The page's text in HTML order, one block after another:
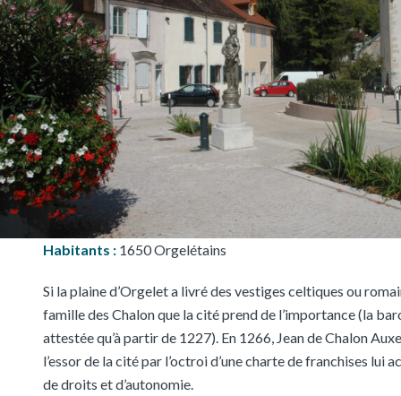
Habitants : 1650 Orgelétains
Si la plaine d’Orgelet a livré des vestiges celtiques ou
famille des Chalon que la cité prend de l’importance (la
attestée qu’à partir de 1227). En 1266, Jean de Chalon
l’essor de la cité par l’octroi d’une charte de franchises lui
de droits et d’autonomie.